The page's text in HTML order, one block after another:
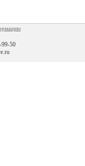
99-50